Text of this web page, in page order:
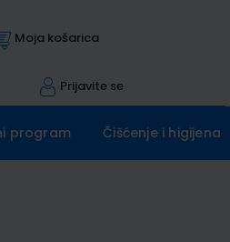
Moja košarica
Prijavite se
program Čišćenje i higijena